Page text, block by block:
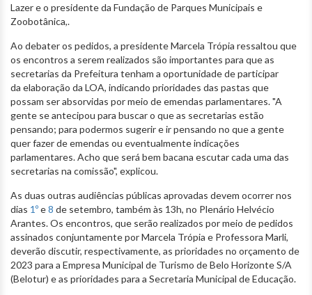
Lazer e o presidente da Fundação de Parques Municipais e
Zoobotânica,.
Ao debater os pedidos, a presidente Marcela Trópia ressaltou que
os encontros a serem realizados são importantes para que as
secretarias da Prefeitura tenham a oportunidade de participar
da elaboração da LOA, indicando prioridades das pastas que
possam ser absorvidas por meio de emendas parlamentares. "A
gente se antecipou para buscar o que as secretarias estão
pensando; para podermos sugerir e ir pensando no que a gente
quer fazer de emendas ou eventualmente indicações
parlamentares. Acho que será bem bacana escutar cada uma das
secretarias na comissão", explicou.
As duas outras audiências públicas aprovadas devem ocorrer nos
dias 1ºe8 de setembro, também às 13h, no Plenário Helvécio
Arantes. Os encontros, que serão realizados por meio de pedidos
assinados conjuntamente por Marcela Trópia e Professora Marli,
deverão discutir, respectivamente, as prioridades no orçamento de
2023 para a Empresa Municipal de Turismo de Belo Horizonte S/A
(Belotur) e as prioridades para a Secretaria Municipal de Educação.